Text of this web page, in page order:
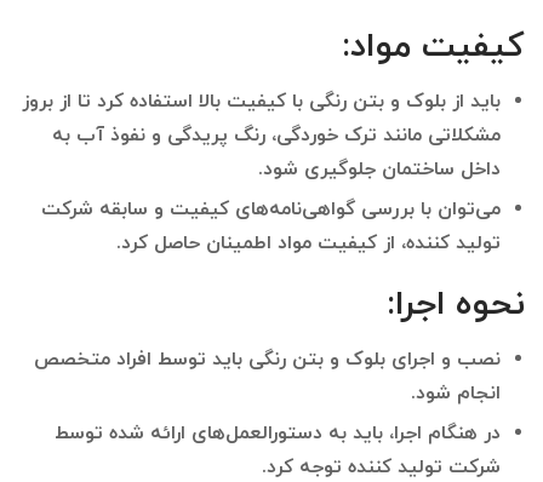
کیفیت مواد:
باید از بلوک و بتن رنگی با کیفیت بالا استفاده کرد تا از بروز
مشکلاتی مانند ترک خوردگی، رنگ پریدگی و نفوذ آب به
داخل ساختمان جلوگیری شود.
می‌توان با بررسی گواهی‌نامه‌های کیفیت و سابقه شرکت
تولید کننده، از کیفیت مواد اطمینان حاصل کرد.
نحوه اجرا:
نصب و اجرای بلوک و بتن رنگی باید توسط افراد متخصص
انجام شود.
در هنگام اجرا، باید به دستورالعمل‌های ارائه شده توسط
شرکت تولید کننده توجه کرد.